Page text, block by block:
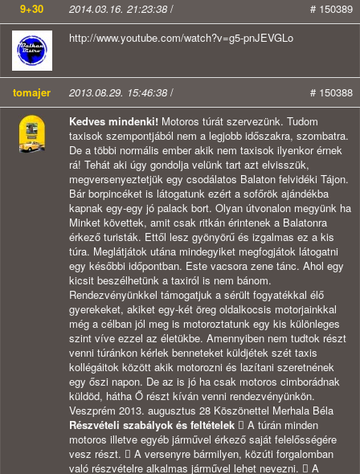
9+30 2014.03.16. 21:23:38 /
# 150389
http://www.youtube.com/watch?v=g5-pnJEVGLo
tomajer 2013.08.29. 15:46:38 /
# 150388
Kedves mindenki! Motoros túrát szervezünk. Tudom
taxisok szempontjából nem a legjobb időszakra, szombatra.
De a többi normális ember akik nem taxisok ilyenkor érnek
rá! Tehát aki úgy gondolja velünk tart azt elvisszük,
megversenyeztetjük egy csodálatos Balaton felvidéki Tájon.
Bár borpincéket is látogatunk ezért a sofőrök ajándékba
kapnak egy-egy jó palack bort. Olyan útvonalon megyünk ha
Minket követtek, amit csak ritkán érintenek a Balatonra
érkező turisták. Ettől lesz gyönyörű és izgalmas ez a kis
túra. Meglátjátok utána mindegyiket megfogjátok látogatni
egy későbbi időpontban. Este vacsora zene tánc. Ahol egy
kicsit beszélhetünk a taxiról is nem bánom.
Rendezvényünkkel támogatjuk a sérült fogyatékkal élő
gyerekeket, akiket egy-két öreg oldalkocsis motorjainkkal
még a célban jól meg is motoroztatunk egy kis különleges
szint víve ezzel az életükbe. Amennyiben nem tudtok részt
venni túránkon kérlek benneteket küldjétek szét taxis
kollégáitok között akik motorozni és lazítani szeretnének
egy őszi napon. De az is jó ha csak motoros cimborádnak
küldöd, hátha Ő részt kíván venni rendezvényünkön.
Veszprém 2013. augusztus 28 Köszönettel Merhala Béla
Részvételi szabályok és feltételek  A túrán minden
motoros illetve egyéb járművel érkező saját felelősségére
vesz részt.  A versenyre bármilyen, közúti forgalomban
való részvételre alkalmas járművel lehet nevezni.  A